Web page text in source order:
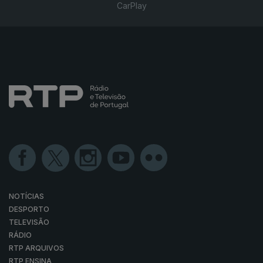
CarPlay
NOTÍCIAS
DESPORTO
TELEVISÃO
RÁDIO
RTP ARQUIVOS
RTP ENSINA